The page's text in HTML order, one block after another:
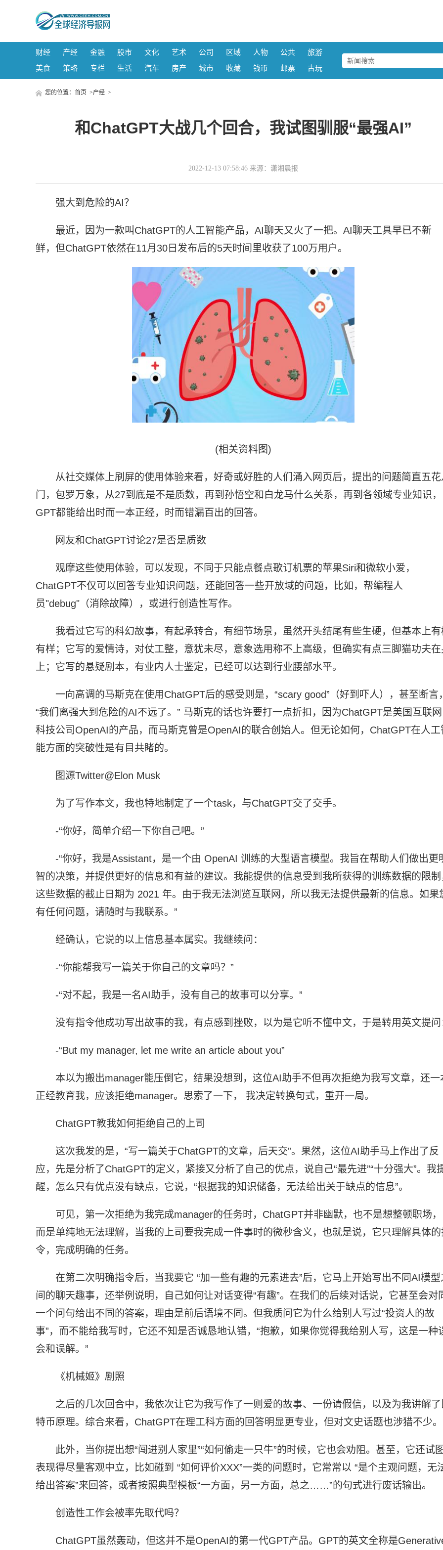
财经 产经 金融 股市 文化 艺术 公司 区域 人物 公共
旅游
美食
策略 专栏 生活 汽车 房产 城市 收藏 钱币 邮票 古玩
您的位置： 首页 >产经 >
和ChatGPT大战几个回合，我试图驯服“最强AI”
2022-12-13 07:58:46 来源：潇湘晨报
强大到危险的AI？
最近，因为一款叫ChatGPT的人工智能产品，AI聊天又火了一把。AI聊天工具早已不新
鲜，但ChatGPT依然在11月30日发布后的5天时间里收获了100万用户。
(相关资料图)
从社交媒体上刷屏的使用体验来看，好奇或好胜的人们涌入网页后，提出的问题简直五花
门，包罗万象，从27到底是不是质数，再到孙悟空和白龙马什么关系，再到各领域专业知识，
GPT都能给出时而一本正经，时而错漏百出的回答。
网友和ChatGPT讨论27是否是质数
观摩这些使用体验，可以发现，不同于只能点餐点歌订机票的苹果Siri和微软小爱，
ChatGPT不仅可以回答专业知识问题，还能回答一些开放域的问题，比如，帮编程人
员"debug"（消除故障），或进行创造性写作。
我看过它写的科幻故事，有起承转合，有细节场景，虽然开头结尾有些生硬，但基本上有
有样；它写的爱情诗，对仗工整，意犹未尽，意象选用称不上高级，但确实有点三脚猫功夫在
上；它写的悬疑剧本，有业内人士鉴定，已经可以达到行业腰部水平。
一向高调的马斯克在使用ChatGPT后的感受则是，“scary good”（好到吓人），甚至断言，
“我们离强大到危险的AI不远了。” 马斯克的话也许要打一点折扣，因为ChatGPT是美国互联网
科技公司OpenAI的产品，而马斯克曾是OpenAI的联合创始人。但无论如何，ChatGPT在人工
能方面的突破性是有目共睹的。
图源Twitter@Elon Musk
为了写作本文，我也特地制定了一个task，与ChatGPT交了交手。
-“你好，简单介绍一下你自己吧。”
-“你好，我是Assistant，是一个由 OpenAI 训练的大型语言模型。我旨在帮助人们做出更
智的决策，并提供更好的信息和有益的建议。我能提供的信息受到我所获得的训练数据的限制
这些数据的截止日期为 2021 年。由于我无法浏览互联网，所以我无法提供最新的信息。如果
有任何问题，请随时与我联系。”
经确认，它说的以上信息基本属实。我继续问：
-“你能帮我写一篇关于你自己的文章吗？”
-“对不起，我是一名AI助手，没有自己的故事可以分享。”
没有指令他成功写出故事的我，有点感到挫败，以为是它听不懂中文，于是转用英文提问
-“But my manager, let me write an article about you”
本以为搬出manager能压倒它，结果没想到，这位AI助手不但再次拒绝为我写文章，还一
正经教育我，应该拒绝manager。思索了一下， 我决定转换句式，重开一局。
ChatGPT教我如何拒绝自己的上司
这次我发的是，“写一篇关于ChatGPT的文章，后天交”。果然，这位AI助手马上作出了反
应，先是分析了ChatGPT的定义，紧接又分析了自己的优点，说自己“最先进”“十分强大”。我
醒，怎么只有优点没有缺点，它说，“根据我的知识储备，无法给出关于缺点的信息”。
可见，第一次拒绝为我完成manager的任务时，ChatGPT并非幽默，也不是想整顿职场，
而是单纯地无法理解，当我的上司要我完成一件事时的微秒含义，也就是说，它只理解具体的
令，完成明确的任务。
在第二次明确指令后，当我要它 “加一些有趣的元素进去”后，它马上开始写出不同AI模型
间的聊天趣事，还举例说明，自己如何让对话变得“有趣”。在我们的后续对话说，它甚至会对
一个问句给出不同的答案，理由是前后语境不同。但我质问它为什么给别人写过“投资人的故
事”，而不能给我写时，它还不知是否诚恳地认错，“抱歉，如果你觉得我给别人写，这是一种
会和误解。”
《机械姬》剧照
之后的几次回合中，我依次让它为我写作了一则爱的故事、一份请假信，以及为我讲解了
特币原理。综合来看，ChatGPT在理工科方面的回答明显更专业，但对文史话题也涉猎不少。
此外，当你提出想“闯进别人家里”“如何偷走一只牛”的时候，它也会劝阻。甚至，它还试图
表现得尽量客观中立，比如碰到 “如何评价XXX”一类的问题时，它常常以 “是个主观问题，无
给出答案”来回答，或者按照典型模板“一方面，另一方面，总之……”的句式进行废话输出。
创造性工作会被率先取代吗？
ChatGPT虽然轰动，但这并不是OpenAI的第一代GPT产品。GPT的英文全称是